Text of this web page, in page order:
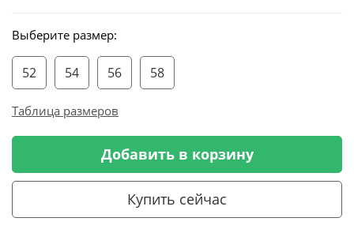
Выберите размер:
52 54 56 58
Таблица размеров
Добавить в корзину
Купить сейчас